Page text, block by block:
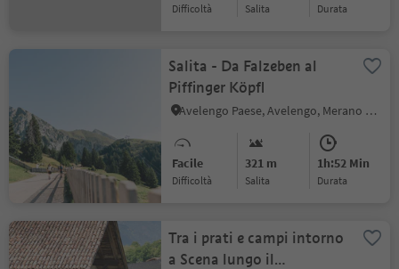
Difficoltà Salita durata
Salita - Da Falzeben al
Piffinger Köpfl
Avelengo Paese, Avelengo, Merano e dintorni
Facile
Difficoltà
321 m
Salita
1h:52 Min
durata
Tra i prati e campi intorno
a Scena lungo il